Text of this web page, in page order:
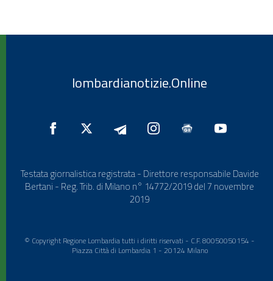
lombardianotizie.Online
Testata giornalistica registrata - Direttore responsabile Davide
Bertani - Reg. Trib. di Milano n° 14772/2019 del 7 novembre
2019
© Copyright Regione Lombardia tutti i diritti riservati - C.F. 80050050154 -
Piazza Città di Lombardia 1 - 20124 Milano